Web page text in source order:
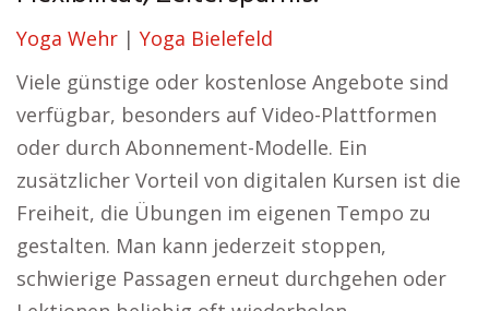
Yoga Wehr | Yoga Bielefeld
Viele günstige oder kostenlose Angebote sind
verfügbar, besonders auf Video-Plattformen
oder durch Abonnement-Modelle. Ein
zusätzlicher Vorteil von digitalen Kursen ist die
Freiheit, die Übungen im eigenen Tempo zu
gestalten. Man kann jederzeit stoppen,
schwierige Passagen erneut durchgehen oder